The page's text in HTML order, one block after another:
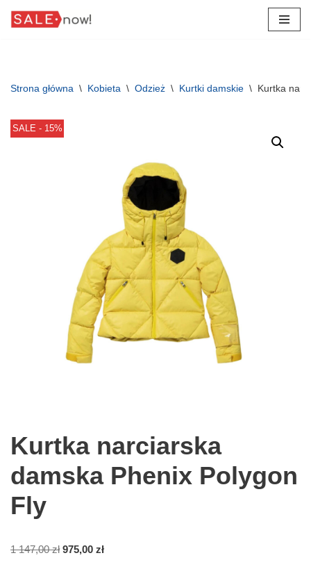
Strona główna \ Kobieta \ Odzież \ Kurtki damskie \ Kurtka
SALE - 15%
Kurtka narciarska
damska Phenix Polygon
Fly
1 147,00zł 975,00 zł